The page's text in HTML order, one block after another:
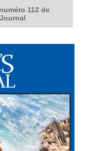
112 de